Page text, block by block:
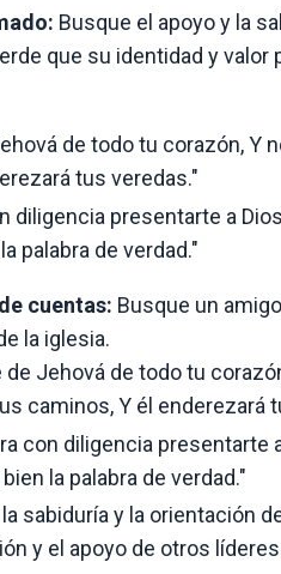
Busque el apoyo y la
que su identidad y valor
de todo tu corazón, Y
tus veredas."
diligencia presentarte a
palabra de verdad."
cuentas: Busque un
la iglesia.
de Jehová de todo tu
caminos, Y él enderezará
con diligencia presentarte
la palabra de verdad."
sabiduría y la orientación
y el apoyo de otros